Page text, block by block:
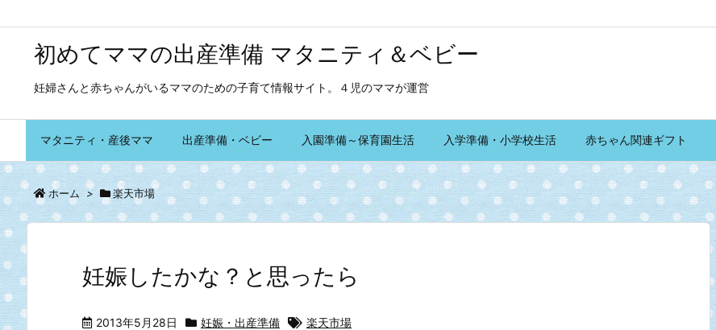
初めてママの出産準備 マタニティ＆ベビー
妊婦さんと赤ちゃんがいるママのための子育て情報サイト。４児のママが運営
マタニティ・産後ママ 出産準備・ベビー 入園準備～保育園生活 入学準備・小学校生活 赤ちゃん関連ギフト
ホーム > 楽天市場
妊娠したかな？と思ったら
2013年5月28日 妊娠・出産準備 楽天市場